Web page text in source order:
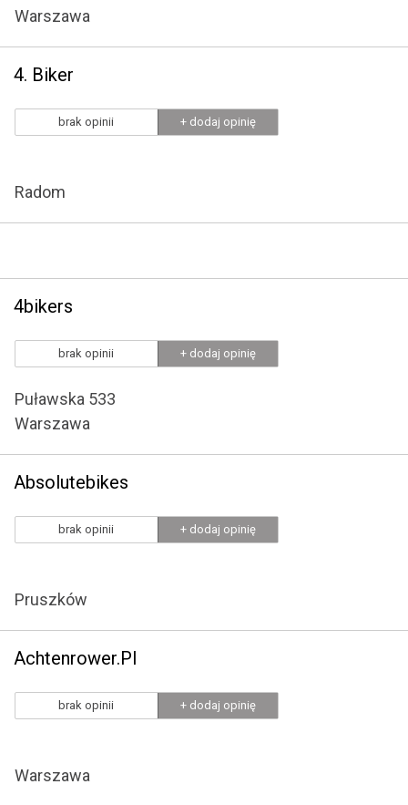
Warszawa
4. Biker
brak opinii + dodaj opinię
Radom
4bikers
brak opinii + dodaj opinię
Puławska 533
Warszawa
Absolutebikes
brak opinii + dodaj opinię
Pruszków
Achtenrower.Pl
brak opinii + dodaj opinię
Warszawa